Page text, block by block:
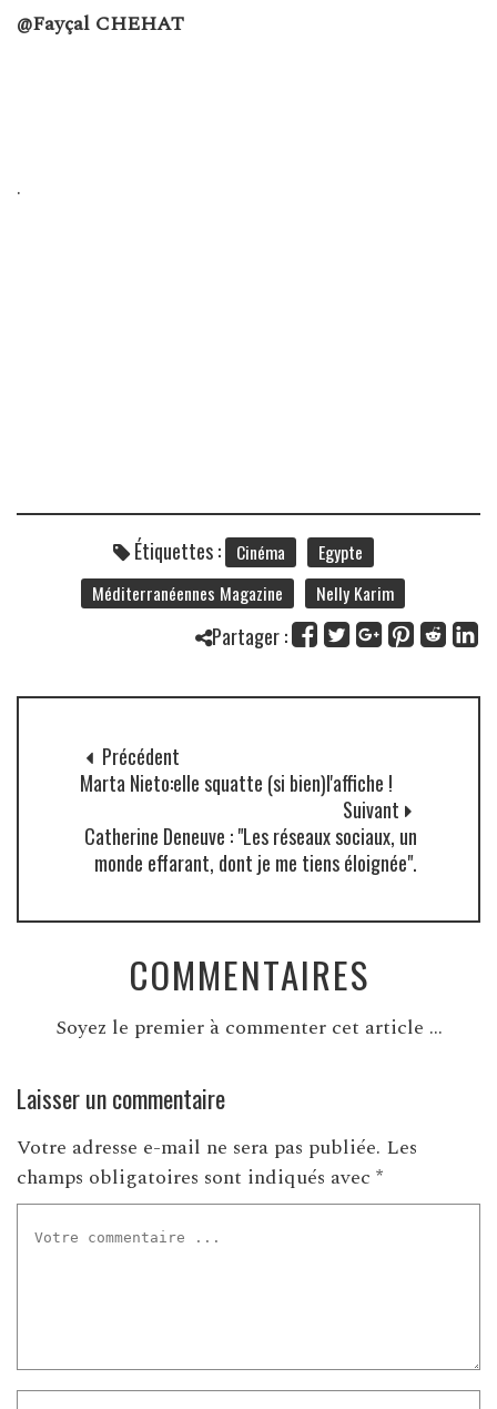
@Fayçal CHEHAT
.
Étiquettes : Cinéma
Egypte
Méditerranéennes Magazine
Nelly Karim
Partager :
Précédent
Marta Nieto:elle squatte (si bien)l'affiche !
Suivant
Catherine Deneuve : "Les réseaux sociaux, un
monde effarant, dont je me tiens éloignée".
COMMENTAIRES
Soyez le premier à commenter cet article ...
Laisser un commentaire
Votre adresse e-mail ne sera pas publiée. Les
champs obligatoires sont indiqués avec *